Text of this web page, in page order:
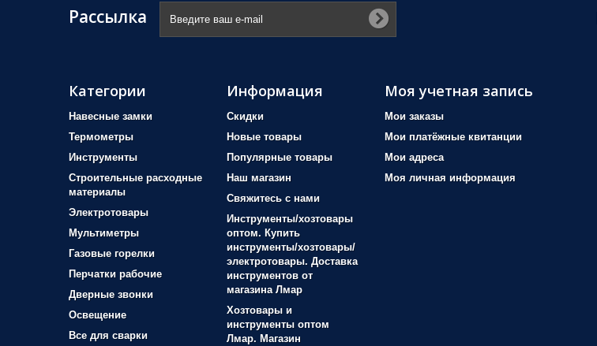
Рассылка
Категории
Навесные замки
Термометры
Инструменты
Строительные расходные
материалы
Электротовары
Мультиметры
Газовые горелки
Перчатки рабочие
Дверные звонки
Освещение
Все для сварки
Информация
Скидки
Новые товары
Популярные товары
Наш магазин
Свяжитесь с нами
Инструменты/хозтовары
оптом. Купить
инструменты/хозтовары/
электротовары. Доставка
инструментов от
магазина Лмар
Хозтовары и
инструменты оптом
Лмар. Магазин
Моя учетная запись
Мои заказы
Мои платёжные квитанции
Мои адреса
Моя личная информация